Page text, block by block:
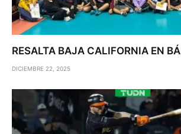
RESALTA BAJA CALIFORNIA EN
DICIEMBRE 22, 2025